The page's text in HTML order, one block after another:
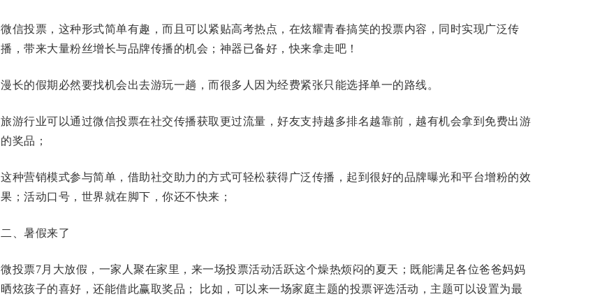
微信投票，这种形式简单有趣，而且可以紧贴高考热点，在炫耀青春搞笑的投票内容，同时实现广泛传
播，带来大量粉丝增长与品牌传播的机会；神器已备好，快来拿走吧！
漫长的假期必然要找机会出去游玩一趟，而很多人因为经费紧张只能选择单一的路线。
旅游行业可以通过微信投票在社交传播获取更过流量，好友支持越多排名越靠前，越有机会拿到免费出游
的奖品；
这种营销模式参与简单，借助社交助力的方式可轻松获得广泛传播，起到很好的品牌曝光和平台增粉的效
果；活动口号，世界就在脚下，你还不快来；
二、暑假来了
微投票7月大放假，一家人聚在家里，来一场投票活动活跃这个燥热烦闷的夏天；既能满足各位爸爸妈妈
晒炫孩子的喜好，还能借此赢取奖品； 比如，可以来一场家庭主题的投票评选活动，主题可以设置为最